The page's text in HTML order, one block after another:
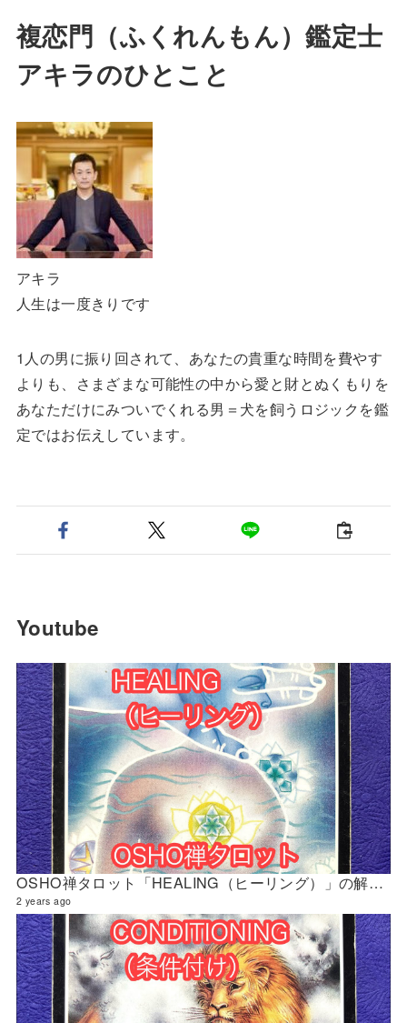
複恋門（ふくれんもん）鑑定士
アキラのひとこと
アキラ
人生は一度きりです
1人の男に振り回されて、あなたの貴重な時間を費やす
よりも、さまざまな可能性の中から愛と財とぬくもりを
あなただけにみついでくれる男＝犬を飼うロジックを鑑
定ではお伝えしています。
Youtube
OSHO禅タロット「HEALING（ヒーリング）」の解説 2024年5月の門鑑定（官門）
2 years ago